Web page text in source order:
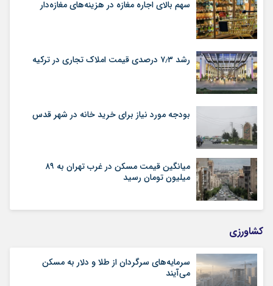
سهم بالای اجاره‌‌ مغازه در هزینه‌‌های مغازه‌‌دار
رشد ۷٫۳ درصدی قیمت‌ املاک تجاری در ترکیه
بودجه مورد نیاز برای خرید خانه در شهر قدس
میانگین قیمت مسکن در غرب تهران به ۸۹
میلیون تومان رسید
کشاورزی
سرمایه‌های سرگردان از طلا و دلار به مسکن
می‌آیند